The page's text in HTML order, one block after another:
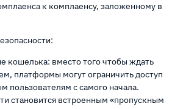
к комплаенсу, заложенному в
кошелька: вместо того чтобы ждать
платформы могут ограничить доступ
пользователям с самого начала.
становится встроенным «пропускным